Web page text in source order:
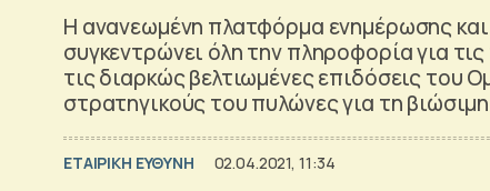
Η ανανεωμένη πλατφόρμα ενημέρωσης
συγκεντρώνει όλη την πληροφορία για
τις διαρκώς βελτιωμένες επιδόσεις του
στρατηγικούς του πυλώνες για τη
ΕΤΑΙΡΙΚΗ ΕΥΘΥΝΗ 02.04.2021, 11:34